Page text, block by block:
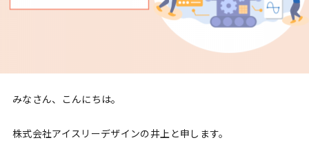
みなさん、こんにちは。
株式会社アイスリーデザインの井上と申します。